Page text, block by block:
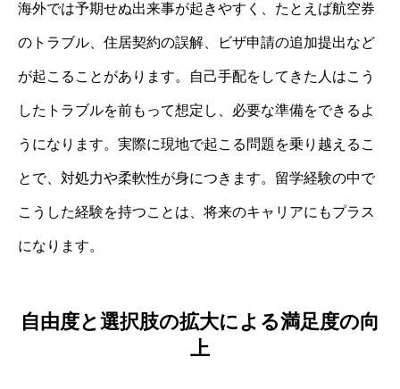
海外では予期せぬ出来事が起きやすく、たとえば航空券
のトラブル、住居契約の誤解、ビザ申請の追加提出など
が起こることがあります。自己手配をしてきた人はこう
したトラブルを前もって想定し、必要な準備をできるよ
うになります。実際に現地で起こる問題を乗り越えるこ
とで、対処力や柔軟性が身につきます。留学経験の中で
こうした経験を持つことは、将来のキャリアにもプラス
になります。
自由度と選択肢の拡大による満足度の向
上